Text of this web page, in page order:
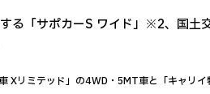
る「サポカーS ワイド」※2、国土
リミテッド」の4WD・5MT車と「キャリ